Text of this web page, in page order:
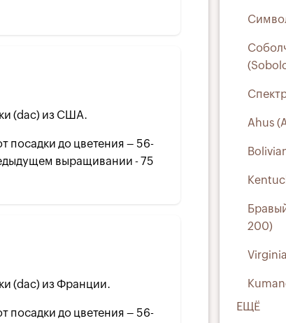
(dac) из США.
посадки до цветения – 56-
выращивании - 75
(dac) из Франции.
посадки до цветения – 56-
Ahus
200)
ЕЩЁ